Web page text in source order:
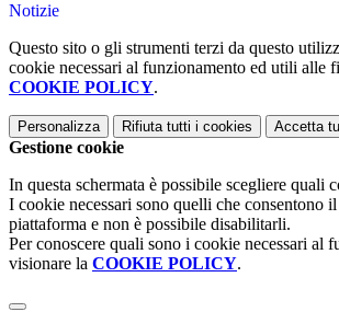
Notizie
Questo sito o gli strumenti terzi da questo
cookie necessari al funzionamento ed utili alle
COOKIE POLICY.
Personalizza Rifiuta tutti i cookies Accetta
Gestione cookie
In questa schermata è possibile scegliere quali
I cookie necessari sono quelli che consentono
piattaforma e non è possibile disabilitarli.
Per conoscere quali sono i cookie necessari al
visionare la COOKIE POLICY.